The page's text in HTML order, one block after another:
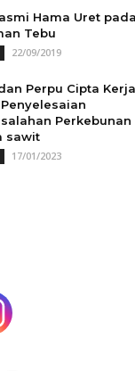
Hama Uret pada
Tebu
22/09/2019
Perpu Cipta
Perkebunan
sawit
17/01/2023